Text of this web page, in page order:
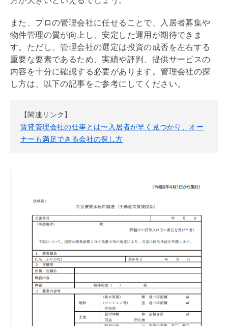
また、プロの管理会社に任せることで、入居者募集や
物件管理の質が向上し、安定した運用が期待できま
す。ただし、管理会社の選定は投資の成否を左右する
重要な要素であるため、実績や評判、提供サービスの
内容を十分に確認する必要があります。管理会社の探
し方は、以下の記事をご参考にしてください。
【関連リンク】
賃貸管理会社の仕事とは〜入居者が早く見つかり、オー
ナーも満足できる会社の探し方